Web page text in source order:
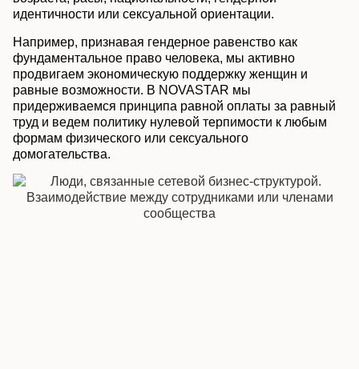
идентичности или сексуальной ориентации.
Например, признавая гендерное равенство как
фундаментальное право человека, мы активно
продвигаем экономическую поддержку женщин и
равные возможности. В NOVASTAR мы
придерживаемся принципа равной оплаты за равный
труд и ведем политику нулевой терпимости к любым
формам физического или сексуального
домогательства.